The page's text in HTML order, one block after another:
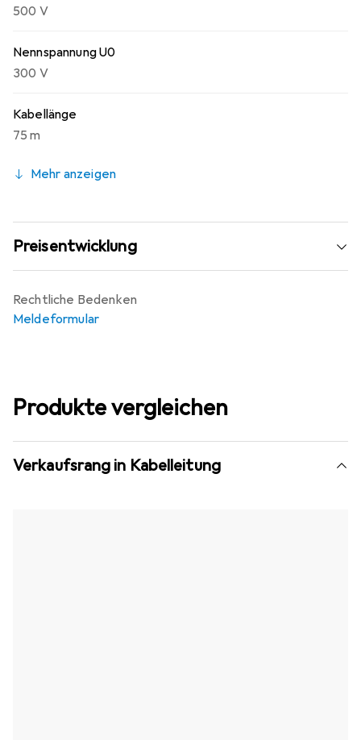
500 V
Nennspannung U0
300 V
Kabellänge
75 m
Mehr anzeigen
Preisentwicklung
Rechtliche Bedenken
Meldeformular
Produkte vergleichen
Verkaufsrang in Kabelleitung